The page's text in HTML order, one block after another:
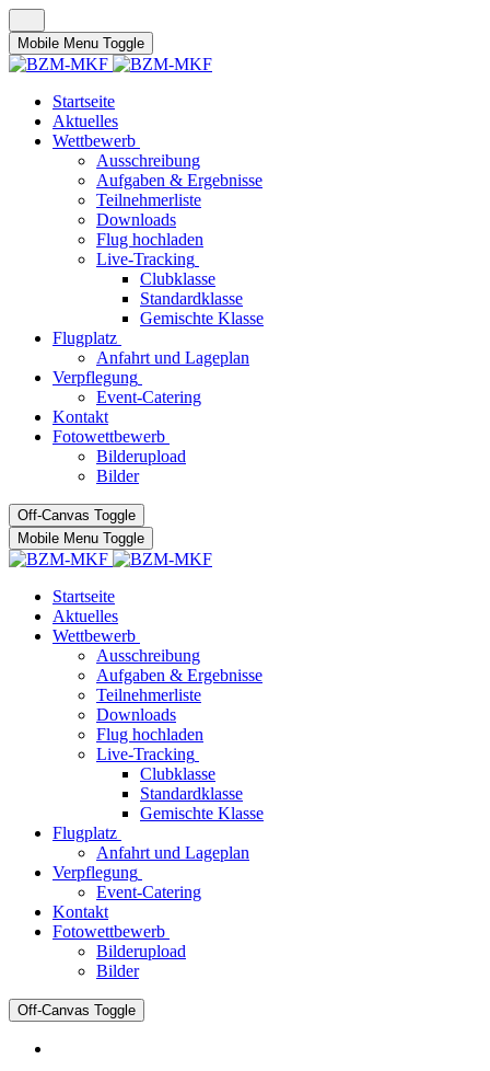
Mobile Menu Toggle
Startseite
Aktuelles
Wettbewerb
Ausschreibung
Aufgaben & Ergebnisse
Teilnehmerliste
Downloads
Flug hochladen
Live-Tracking
Clubklasse
Standardklasse
Gemischte Klasse
Flugplatz
Anfahrt und Lageplan
Verpflegung
Event-Catering
Kontakt
Fotowettbewerb
Bilderupload
Bilder
Off-Canvas Toggle
Mobile Menu Toggle
Startseite
Aktuelles
Wettbewerb
Ausschreibung
Aufgaben & Ergebnisse
Teilnehmerliste
Downloads
Flug hochladen
Live-Tracking
Clubklasse
Standardklasse
Gemischte Klasse
Flugplatz
Anfahrt und Lageplan
Verpflegung
Event-Catering
Kontakt
Fotowettbewerb
Bilderupload
Bilder
Off-Canvas Toggle